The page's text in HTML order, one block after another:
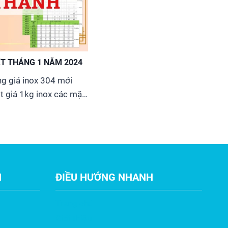
THÁNG 1 NĂM 2024
giá inox 304 mới
giá 1kg inox các mặt
thanh la, v đúc,
ĐIỀU HƯỚNG NHANH